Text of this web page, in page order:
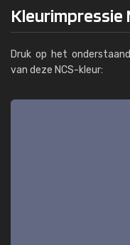
Kleurimpressie
Druk op het
van deze NCS-kleur: